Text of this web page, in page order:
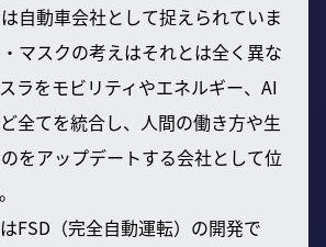
自動車会社として捉えられていま
マスクの考えはそれとは全く異な
ラをモビリティやエネルギー、AI
全てを統合し、人間の働き方や生
をアップデートする会社として位
FSD（完全自動運転）の開発で